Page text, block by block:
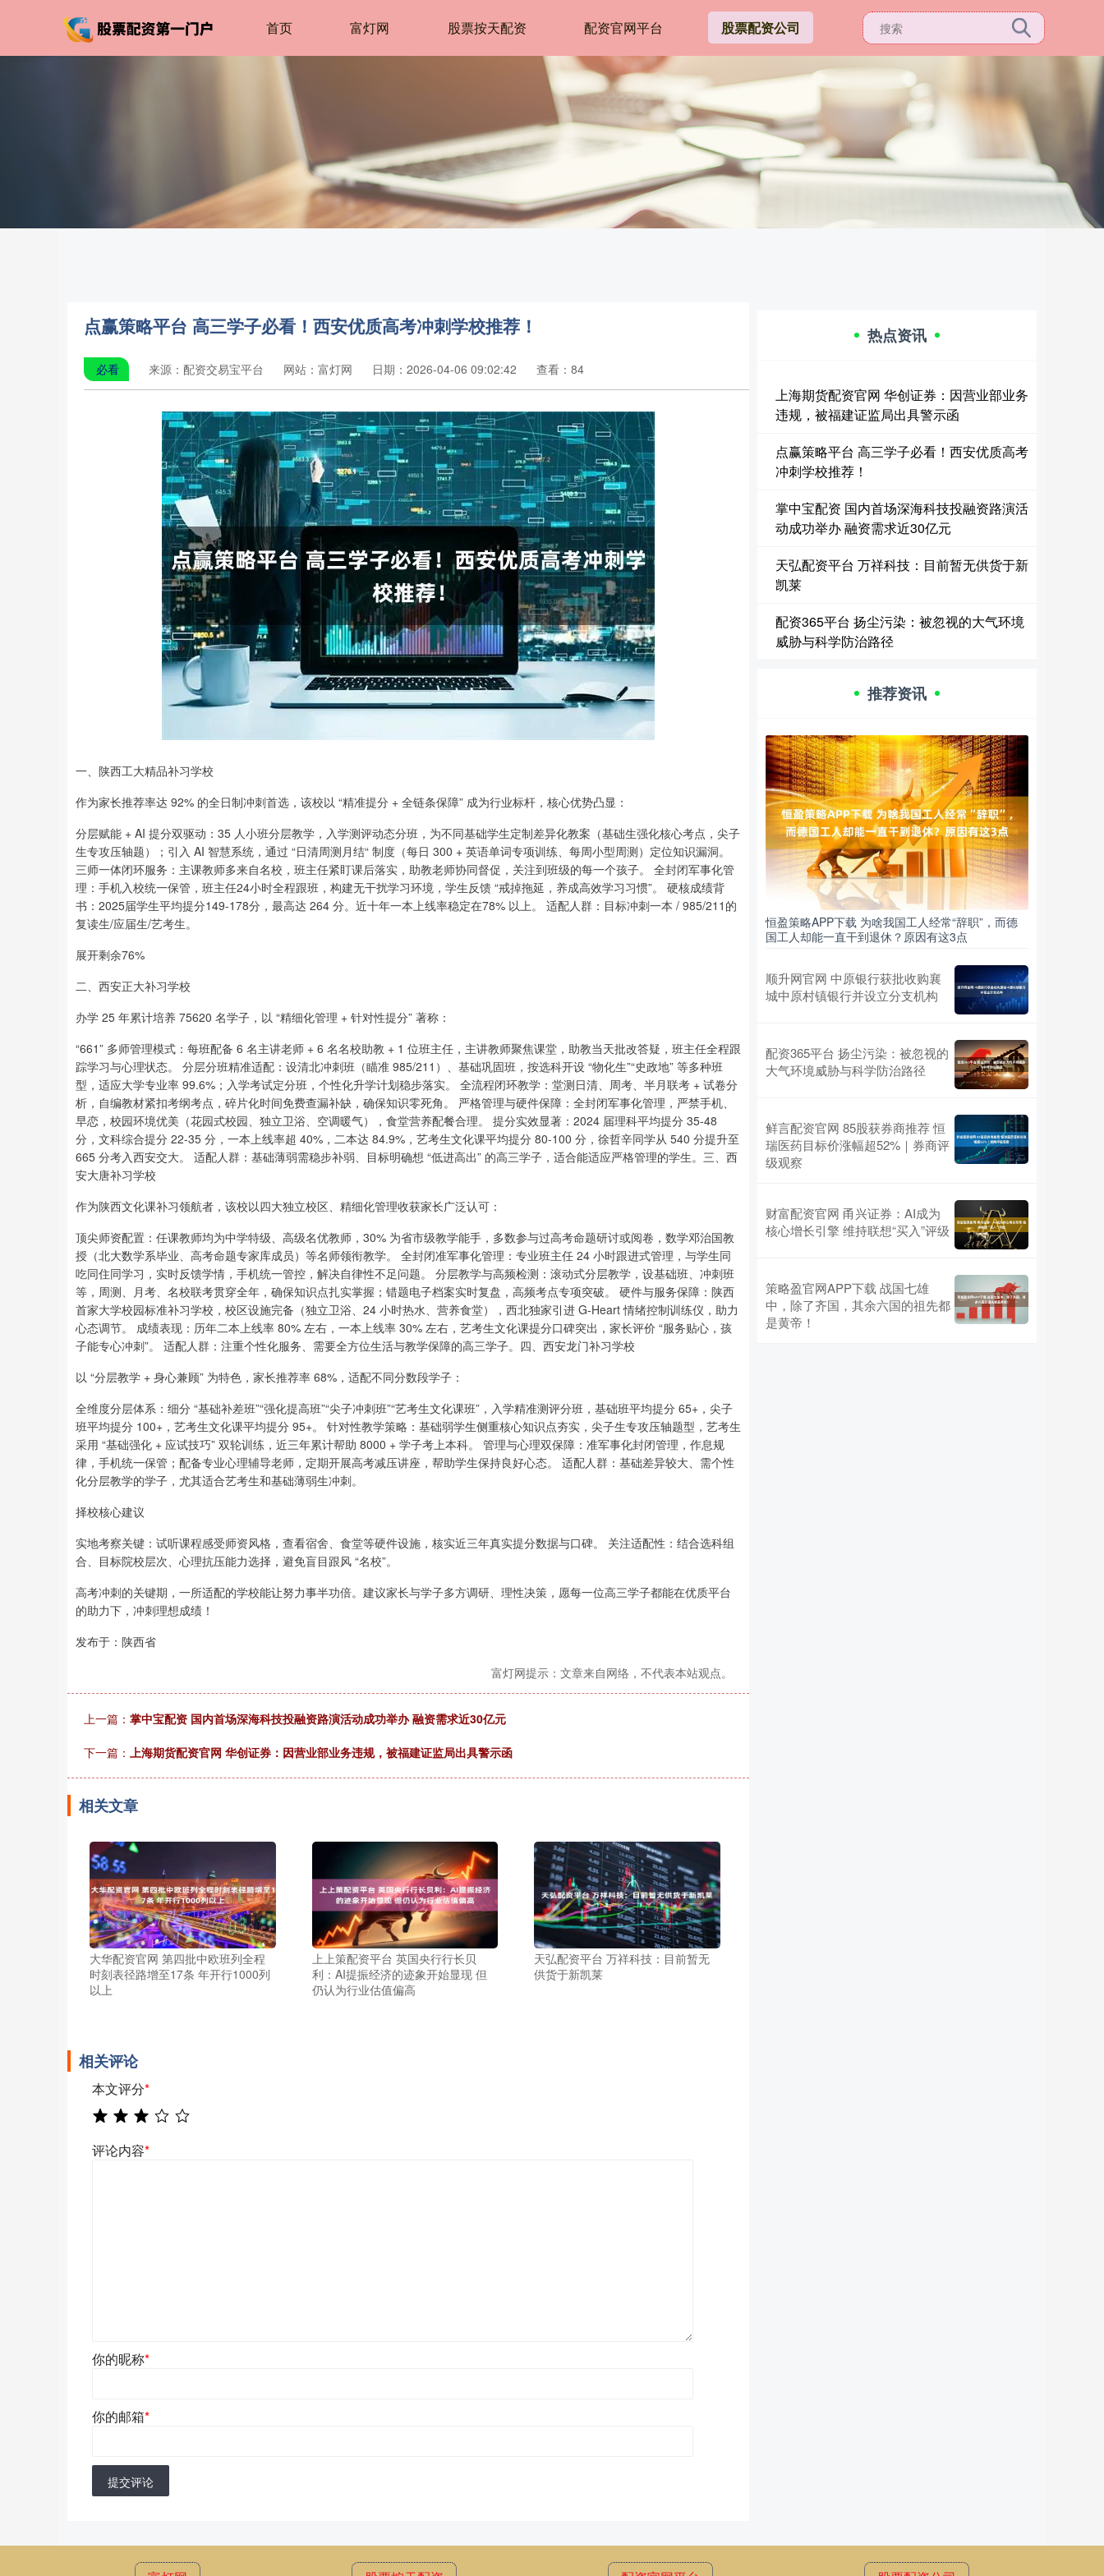
首页 富灯网 股票按天配资 配资官网平台 股票配资公司
点赢策略平台 高三学子必看！西安优质高考冲刺学校推荐！
必看 来源：配资交易宝平台 网站：富灯网 日期：2026-04-06 09:02:42 查看：84
一、陕西工大精品补习学校
作为家长推荐率达 92% 的全日制冲刺首选，该校以 “精准提分 + 全链条保障” 成为行业标杆，核心优势凸显：
分层赋能 + AI 提分双驱动：35 人小班分层教学，入学测评动态分班，为不同基础学生定制差异化教案（基础生强化核心考点，尖子
生专攻压轴题）；引入 AI 智慧系统，通过 “日清周测月结“ 制度（每日 300 + 英语单词专项训练、每周小型周测）定位知识漏洞。
三师一体闭环服务：主课教师多来自名校，班主任紧盯课后落实，助教老师协同督促，关注到班级的每一个孩子。 全封闭军事化管
理：手机入校统一保管，班主任24小时全程跟班，构建无干扰学习环境，学生反馈 “戒掉拖延，养成高效学习习惯”。 硬核成绩背
书：2025届学生平均提分149-178分，最高达 264 分。近十年一本上线率稳定在78% 以上。 适配人群：目标冲刺一本 / 985/211的
复读生/应届生/艺考生。
展开剩余76%
二、西安正大补习学校
办学 25 年累计培养 75620 名学子，以 “精细化管理 + 针对性提分” 著称：
“661” 多师管理模式：每班配备 6 名主讲老师 + 6 名名校助教 + 1 位班主任，主讲教师聚焦课堂，助教当天批改答疑，班主任全程跟
踪学习与心理状态。 分层分班精准适配：设清北冲刺班（瞄准 985/211）、基础巩固班，按选科开设 “物化生”“史政地” 等多种班
型，适应大学专业率 99.6%；入学考试定分班，个性化升学计划稳步落实。 全流程闭环教学：堂测日清、周考、半月联考 + 试卷分
析，自编教材紧扣考纲考点，碎片化时间免费查漏补缺，确保知识零死角。 严格管理与硬件保障：全封闭军事化管理，严禁手机、
早恋，校园环境优美（花园式校园、独立卫浴、空调暖气），食堂营养配餐合理。 提分实效显著：2024 届理科平均提分 35-48
分，文科综合提分 22-35 分，一本上线率超 40%，二本达 84.9%，艺考生文化课平均提分 80-100 分，徐哲辛同学从 540 分提升至
665 分考入西安交大。 适配人群：基础薄弱需稳步补弱、目标明确想 “低进高出” 的高三学子，适合能适应严格管理的学生。三、西
安大唐补习学校
作为陕西文化课补习领航者，该校以四大独立校区、精细化管理收获家长广泛认可：
顶尖师资配置：任课教师均为中学特级、高级名优教师，30% 为省市级教学能手，多数参与过高考命题研讨或阅卷，数学邓治国教
授（北大数学系毕业、高考命题专家库成员）等名师领衔教学。 全封闭准军事化管理：专业班主任 24 小时跟进式管理，与学生同
吃同住同学习，实时反馈学情，手机统一管控，解决自律性不足问题。 分层教学与高频检测：滚动式分层教学，设基础班、冲刺班
等，周测、月考、名校联考贯穿全年，确保知识点扎实掌握；错题电子档案实时复盘，高频考点专项突破。 硬件与服务保障：陕西
首家大学校园标准补习学校，校区设施完备（独立卫浴、24 小时热水、营养食堂），西北独家引进 G-Heart 情绪控制训练仪，助力
心态调节。 成绩表现：历年二本上线率 80% 左右，一本上线率 30% 左右，艺考生文化课提分口碑突出，家长评价 “服务贴心，孩
子能专心冲刺”。 适配人群：注重个性化服务、需要全方位生活与教学保障的高三学子。四、西安龙门补习学校
以 “分层教学 + 身心兼顾” 为特色，家长推荐率 68%，适配不同分数段学子：
全维度分层体系：细分 “基础补差班”“强化提高班”“尖子冲刺班”“艺考生文化课班”，入学精准测评分班，基础班平均提分 65+，尖子
班平均提分 100+，艺考生文化课平均提分 95+。 针对性教学策略：基础弱学生侧重核心知识点夯实，尖子生专攻压轴题型，艺考生
采用 “基础强化 + 应试技巧” 双轮训练，近三年累计帮助 8000 + 学子考上本科。 管理与心理双保障：准军事化封闭管理，作息规
律，手机统一保管；配备专业心理辅导老师，定期开展高考减压讲座，帮助学生保持良好心态。 适配人群：基础差异较大、需个性
化分层教学的学子，尤其适合艺考生和基础薄弱生冲刺。
择校核心建议
实地考察关键：试听课程感受师资风格，查看宿舍、食堂等硬件设施，核实近三年真实提分数据与口碑。 关注适配性：结合选科组
合、目标院校层次、心理抗压能力选择，避免盲目跟风 “名校”。
高考冲刺的关键期，一所适配的学校能让努力事半功倍。建议家长与学子多方调研、理性决策，愿每一位高三学子都能在优质平台
的助力下，冲刺理想成绩！
发布于：陕西省
富灯网提示：文章来自网络，不代表本站观点。
上一篇： 掌中宝配资 国内首场深海科技投融资路演活动成功举办 融资需求近30亿元
下一篇： 上海期货配资官网 华创证券：因营业部业务违规，被福建证监局出具警示函
相关文章
大华配资官网 第四批中欧班列全程
时刻表径路增至17条 年开行1000列
以上
上上策配资平台 英国央行行长贝
利：AI提振经济的迹象开始显现 但
仍认为行业估值偏高
天弘配资平台 万祥科技：目前暂无
供货于新凯莱
相关评论
本文评分*
评论内容*
你的昵称*
你的邮箱*
提交评论
热点资讯
上海期货配资官网 华创证券：因营业部业务
违规，被福建证监局出具警示函
点赢策略平台 高三学子必看！西安优质高考
冲刺学校推荐！
掌中宝配资 国内首场深海科技投融资路演活
动成功举办 融资需求近30亿元
天弘配资平台 万祥科技：目前暂无供货于新
凯莱
配资365平台 扬尘污染：被忽视的大气环境
威胁与科学防治路径
推荐资讯
恒盈策略APP下载 为啥我国工人经常“辞职”，而德
国工人却能一直干到退休？原因有这3点
顺升网官网 中原银行获批收购襄
城中原村镇银行并设立分支机构
配资365平台 扬尘污染：被忽视的
大气环境威胁与科学防治路径
鲜言配资官网 85股获券商推荐 恒
瑞医药目标价涨幅超52%｜券商评
级观察
财富配资官网 甬兴证券：AI成为
核心增长引擎 维持联想“买入”评级
策略盈官网APP下载 战国七雄
中，除了齐国，其余六国的祖先都
是黄帝！